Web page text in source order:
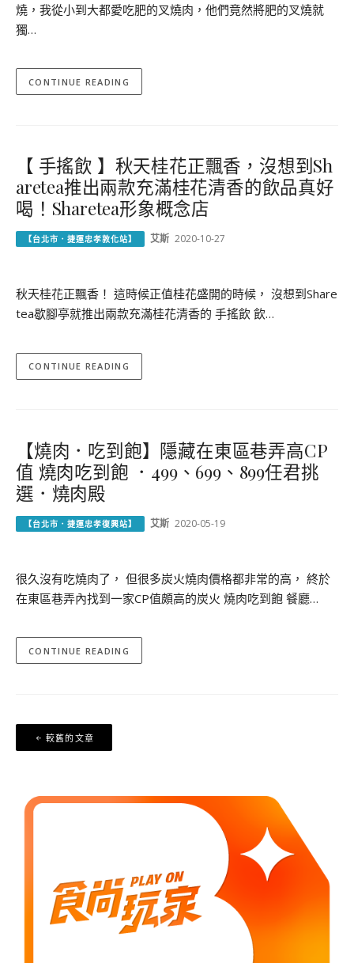
燒，我從小到大都愛吃肥的叉燒肉，他們竟然將肥的叉燒就
獨…
CONTINUE READING
【 手搖飲 】秋天桂花正飄香，沒想到Sh
aretea推出兩款充滿桂花清香的飲品真好
喝！Sharetea形象概念店
【台北市．捷運忠孝敦化站】 艾斯 2020-10-27
秋天桂花正飄香！ 這時候正值桂花盛開的時候， 沒想到Share
tea歇腳亭就推出兩款充滿桂花清香的 手搖飲 飲…
CONTINUE READING
【燒肉．吃到飽】隱藏在東區巷弄高CP
值 燒肉吃到飽 ．499、699、899任君挑
選．燒肉殿
【台北市．捷運忠孝復興站】 艾斯 2020-05-19
很久沒有吃燒肉了， 但很多炭火燒肉價格都非常的高， 終於
在東區巷弄內找到一家CP值頗高的炭火 燒肉吃到飽 餐廳…
CONTINUE READING
文
章
覽
較舊的文章